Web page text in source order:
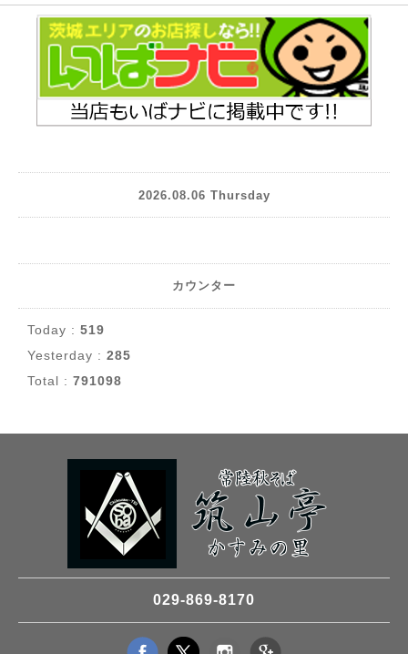
2026.08.06 Thursday
カウンター
Today : 519
Yesterday : 285
Total : 791098
029-869-8170